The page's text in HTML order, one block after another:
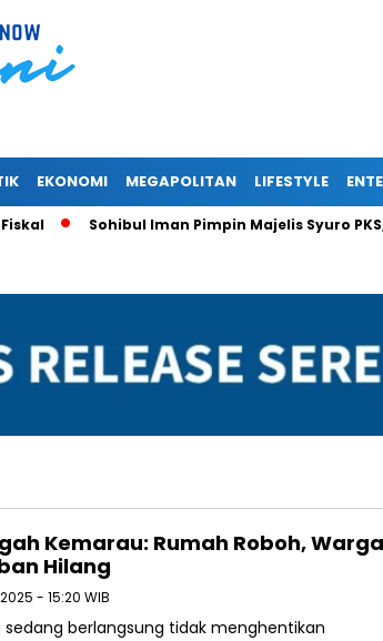
EKONOMI MEGAPOLITAN LIFESTYLE
Sohibul Iman Pimpin Majelis Syuro PKS,
Kemarau: Rumah Roboh, Warga
Hilang
- 15:20 WIB
sedang berlangsung tidak menghentikan